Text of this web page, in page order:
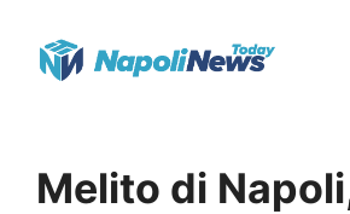
Melito di